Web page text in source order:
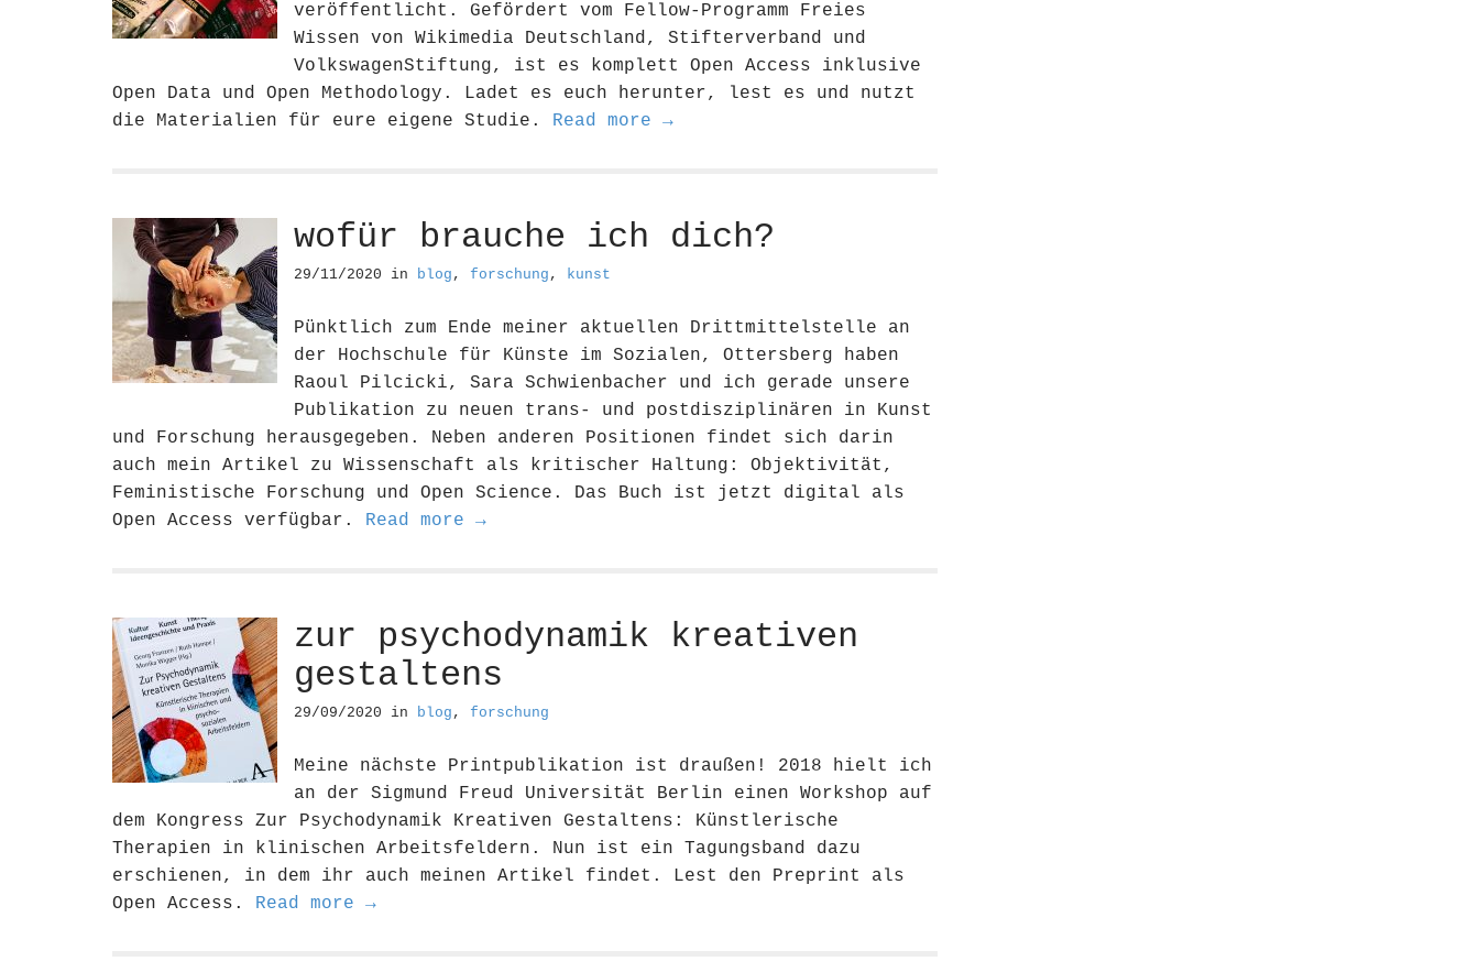
veröffentlicht. Gefördert vom Fellow-Programm Freies
Wissen von Wikimedia Deutschland, Stifterverband und
VolkswagenStiftung, ist es komplett Open Access inklusive
Open Data und Open Methodology. Ladet es euch herunter, lest es und nutzt
die Materialien für eure eigene Studie. Read more →
wofür brauche ich dich?
29/11/2020 in blog , forschung , kunst
Pünktlich zum Ende meiner aktuellen Drittmittelstelle an
der Hochschule für Künste im Sozialen, Ottersberg haben
Raoul Pilcicki, Sara Schwienbacher und ich gerade unsere
Publikation zu neuen trans- und postdisziplinären in Kunst
und Forschung herausgegeben. Neben anderen Positionen findet sich darin
auch mein Artikel zu Wissenschaft als kritischer Haltung: Objektivität,
Feministische Forschung und Open Science. Das Buch ist jetzt digital als
Open Access verfügbar. Read more →
zur psychodynamik kreativen
gestaltens
29/09/2020 in blog , forschung
Meine nächste Printpublikation ist draußen! 2018 hielt ich
an der Sigmund Freud Universität Berlin einen Workshop auf
dem Kongress Zur Psychodynamik Kreativen Gestaltens: Künstlerische
Therapien in klinischen Arbeitsfeldern. Nun ist ein Tagungsband dazu
erschienen, in dem ihr auch meinen Artikel findet. Lest den Preprint als
Open Access. Read more →